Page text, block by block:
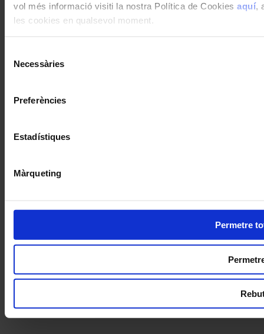
vol més informació visiti la nostra Política de Cookies aquí,
les cookies en qualsevol moment.
Necessàries
Preferències
Estadístiques
Màrqueting
Permetre